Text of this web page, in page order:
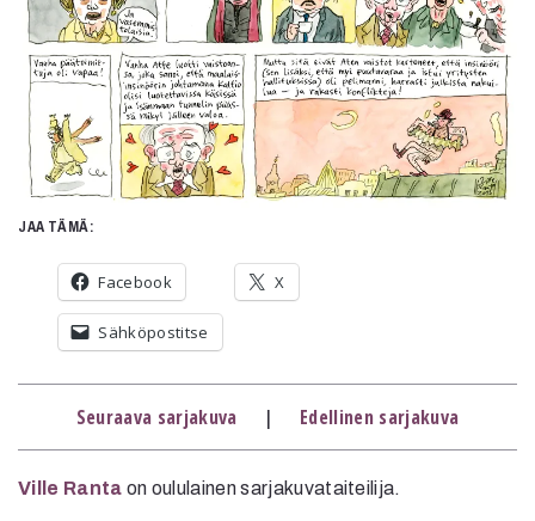
5/2025 saame
5/2025
Lehtiarkisto
Info
Tilaus ja irtonumerot
Yhteistyössä
Mediatiedot
Kaltio ry
JAA TÄMÄ:
Facebook X
Sähköpostitse
Seuraava sarjakuva | Edellinen sarjakuva
Ville Ranta on oululainen sarjakuvataiteilija.